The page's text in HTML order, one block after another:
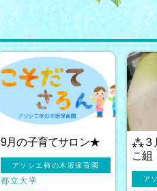
9月の子育てサロン★
アソシエ柿の木坂保育園
都立大学
⁂３
こ組
ア